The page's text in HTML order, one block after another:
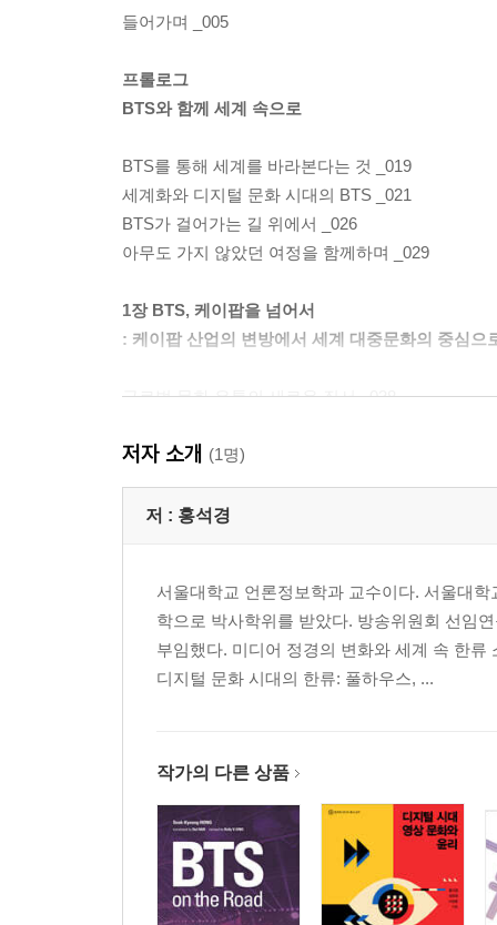
들어가며 _005
프롤로그
BTS와 함께 세계 속으로
BTS를 통해 세계를 바라본다는 것 _019
세계화와 디지털 문화 시대의 BTS _021
BTS가 걸어가는 길 위에서 _026
아무도 가지 않았던 여정을 함께하며 _029
1장 BTS, 케이팝을 넘어서
: 케이팝 산업의 변방에서 세계 대중문화의 중심으
글로벌 문화 유통의 새로운 질서 _038
BTS와 케이팝, 무엇이 같고 다른가 _048
BTS가 혼종성을 드러내는 방식 _063
케이팝을 넘어 세계 속으로 _070
: BTS 서사를 이해하는 가장 중요한 키워드
트랜스미디어란 무엇인가 _083
BTS의 트랜스미디어 전략 _087
세 번째 층위: BTS 멤버들의 자연인 서사 _103
래빗홀: 서로 다른 층위의 서사를 연결하는 매듭
진의 〈Epiphany〉 _111
뷔의 〈Singularity〉 _115
팬들의 참여로 완성되는 BTS 트랜스미디어 _121
저자 소개 (1명)
저 : 홍석경
서울대학교 언론정보학과 교수이다. 서울대
학으로 박사학위를 받았다. 방송위원회 선임
부임했다. 미디어 정경의 변화와 세계 속 한
디지털 문화 시대의 한류: 풀하우스, ...
작가의 다른 상품